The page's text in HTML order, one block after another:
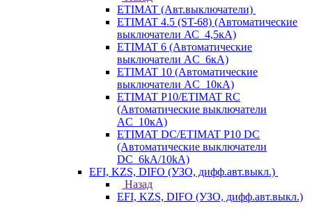
ETIMAT (Авт.выключатели)
ETIMAT 4.5 (ST-68) (Автоматические
выключатели АС_4,5кА)
ETIMAT 6 (Автоматические
выключатели AC_6кА)
ETIMAT 10 (Автоматические
выключатели AC_10кА)
ETIMAT P10/ETIMAT RC
(Автоматические выключатели
AC_10кА)
ETIMAT DC/ETIMAT P10 DC
(Автоматические выключатели
DC_6kA/10kA)
EFI, KZS, DIFO (УЗО, дифф.авт.выкл.)
Назад
EFI, KZS, DIFO (УЗО, дифф.авт.выкл.)